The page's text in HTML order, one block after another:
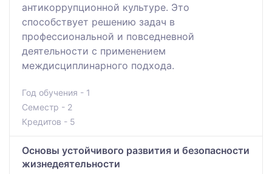
антикоррупционной культуре. Это
способствует решению задач в
профессиональной и повседневной
деятельности с применением
междисциплинарного подхода.
Год обучения - 1
Семестр - 2
Кредитов - 5
Основы устойчивого развития и безопасности
жизнедеятельности